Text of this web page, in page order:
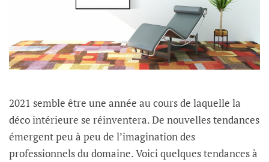
2021 semble être une année au cours de laquelle la
déco intérieure se réinventera. De nouvelles tendances
émergent peu à peu de l’imagination des
professionnels du domaine. Voici quelques tendances à